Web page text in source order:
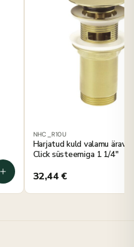
NHC_R10U
Harjatud kuld valamu
Click süsteemiga 1 1/4"
32,44€